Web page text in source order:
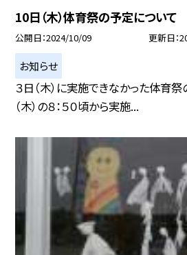
10日（木）体育祭の予定について
公開日 2024/10/09 更新日
お知らせ
３日（木）に実施できなかった体育祭
（木）の８：５０頃から実施...